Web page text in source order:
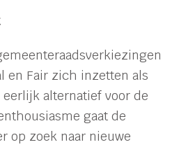
en Fair zich inzetten als
alternatief voor de
gaat de
op zoek naar nieuwe